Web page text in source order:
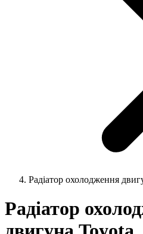
Радіатор охолодження
Радіатор